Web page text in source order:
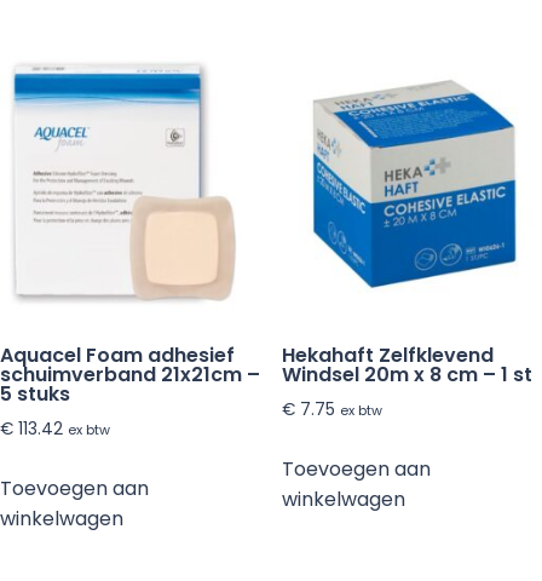
Aquacel Foam adhesief
schuimverband 21x21cm –
5 stuks
€ 113.42 ex btw
Toevoegen aan
winkelwagen
Hekahaft Zelfklevend
Windsel 20m x 8 cm – 1 st
€7.75 ex btw
Toevoegen aan
winkelwagen